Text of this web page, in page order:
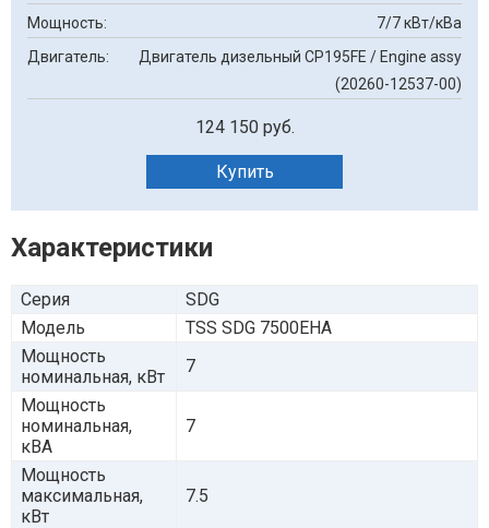
Мощность:
7/7 кВт/кВа
Двигатель:
Двигатель дизельный CP195FE / Engine assy
(20260-12537-00)
124 150 руб.
Купить
Характеристики
Серия
SDG
Модель
TSS SDG 7500EHA
Мощность
номинальная, кВт
7
Мощность
номинальная,
кВА
7
Мощность
максимальная,
кВт
7.5